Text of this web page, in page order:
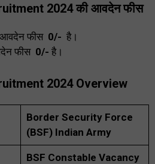
2024 की आवदेन फीस
आवदेन फीस ₹ 0/- है।
फीस ₹ 0/- है।
2024 Overview
Border Security Force
(BSF) Indian Army
BSF Constable Vacancy